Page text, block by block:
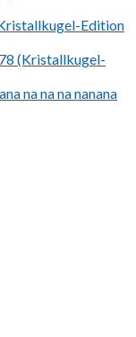
Edition
(Kristallkugel-
na na na nanana